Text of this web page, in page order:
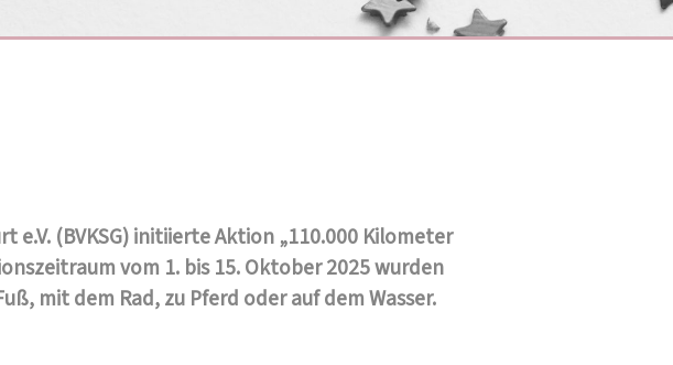
(BVKSG) initiierte Aktion „110.000 Kilometer
vom 1. bis 15. Oktober 2025 wurden
mit dem Rad, zu Pferd oder auf dem Wasser.